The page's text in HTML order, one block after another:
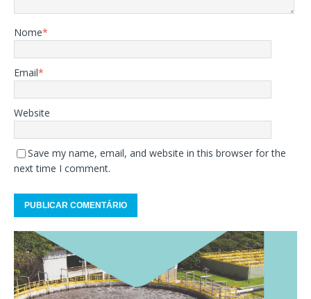
Nome*
Email*
Website
Save my name, email, and website in this browser for the
next time I comment.